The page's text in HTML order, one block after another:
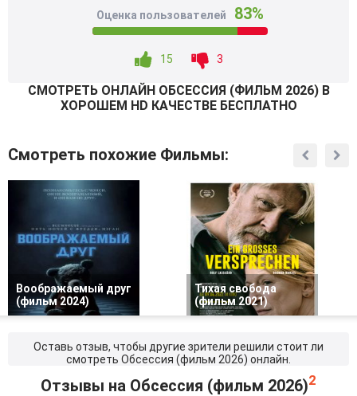
Оценка пользователей 83%
15 3
СМОТРEТЬ ОНЛАЙН ОБСЕССИЯ (ФИЛЬМ 2026) В
ХОРОШЕМ HD КАЧЕСТВЕ БЕСПЛАТНО
Смотреть похожие Фильмы:
Воображаемый друг
(фильм 2024)
Тихая свобода
(фильм 2021)
Оставь отзыв, чтобы другие зрители решили стоит ли
смотреть Обсессия (фильм 2026) онлайн.
Отзывы на Обсессия (фильм 2026)2